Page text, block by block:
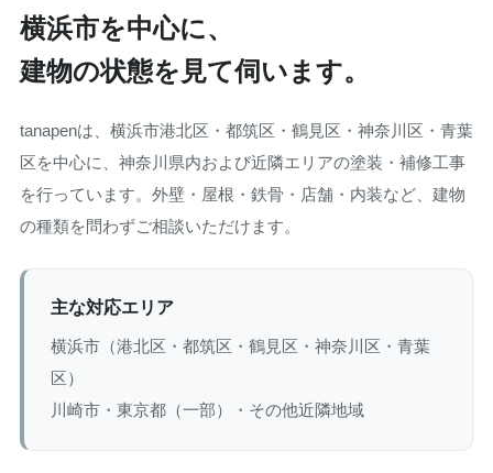
横浜市を中心に、
建物の状態を見て伺います。
tanapenは、横浜市港北区・都筑区・鶴見区・神奈川区・青葉
区を中心に、神奈川県内および近隣エリアの塗装・補修工事
を行っています。外壁・屋根・鉄骨・店舗・内装など、建物
の種類を問わずご相談いただけます。
主な対応エリア
横浜市（港北区・都筑区・鶴見区・神奈川区・青葉
区）
川崎市・東京都（一部）・その他近隣地域